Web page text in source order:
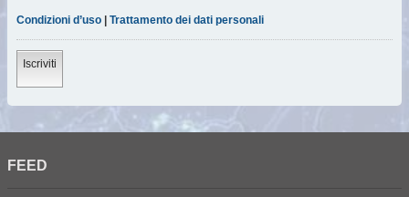
Condizioni d’uso Trattamento dei dati personali
Iscriviti
FEED